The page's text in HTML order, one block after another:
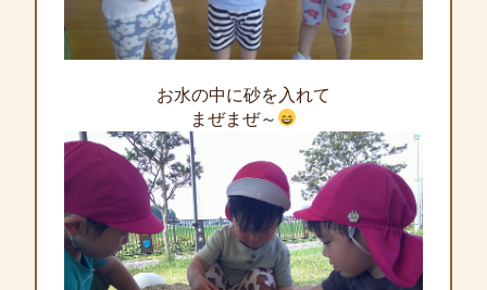
お水の中に砂を入れて
まぜまぜ～